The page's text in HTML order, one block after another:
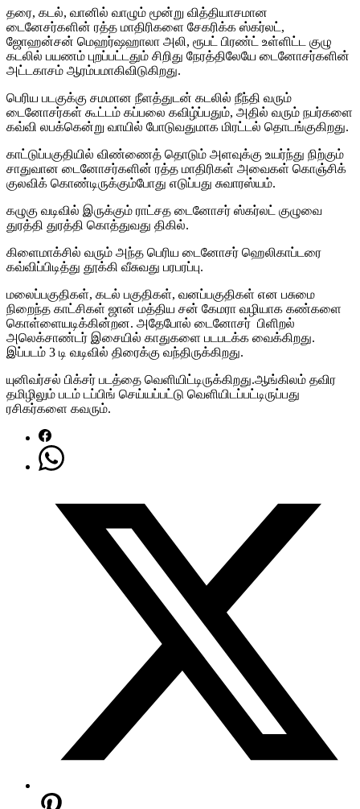
தரை, கடல், வானில் வாழும் மூன்று வித்தியாசமான
டைனேசர்களின் ரத்த மாதிரிகளை சேகரிக்க ஸ்கர்லட்,
ஜோஹன்சன் மெஹர்ஷஹாலா அலி, ரூபட் பிரண்ட் உள்ளிட்ட குழு
கடலில் பயணம் புறப்பட்டதும் சிறிது நேரத்திலேயே டைனோசர்களின்
அட்டகாசம் ஆரம்பமாகிவிடுகிறது.
பெரிய படகுக்கு சமமான நீளத்துடன் கடலில் நீந்தி வரும்
டைனோசர்கள் கூட்டம் கப்பலை கவிழ்ப்பதும், அதில் வரும் நபர்களை
கவ்வி லபக்கென்று வாயில் போடுவதுமாக மிரட்டல் தொடங்குகிறது.
காட்டுப்பகுதியில் விண்ணைத் தொடும் அளவுக்கு உயர்ந்து நிற்கும்
சாதுவான டைனோசர்களின் ரத்த மாதிரிகள் அவைகள் கொஞ்சிக்
குலவிக் கொண்டிருக்கும்போது எடுப்பது சுவாரஸ்யம்.
கழுகு வடிவில் இருக்கும் ராட்சத டைனோசர் ஸ்கர்லட் குழுவை
துரத்தி துரத்தி கொத்துவது திகில்.
கிளைமாக்சில் வரும் அந்த பெரிய டைனோசர் ஹெலிகாப்டரை
கவ்விப்பிடித்து தூக்கி வீசுவது பரபரப்பு.
மலைப்பகுதிகள், கடல் பகுதிகள், வனப்பகுதிகள் என பசுமை
நிறைந்த காட்சிகள் ஜான் மத்திய சன் கேமரா வழியாக கண்களை
கொள்ளையடிக்கின்றன. அதேபோல் டைனோசர் பிளிறல்
அலெக்சாண்டர் இசையில் காதுகளை படபடக்க வைக்கிறது.
இப்படம் 3 டி வடிவில் திரைக்கு வந்திருக்கிறது.
யுனிவர்சல் பிக்சர் படத்தை வெளியிட்டிருக்கிறது.ஆங்கிலம் தவிர
தமிழிலும் படம் டப்பிங் செய்யப்பட்டு வெளியிடப்பட்டிருப்பது
ரசிகர்களை கவரும்.